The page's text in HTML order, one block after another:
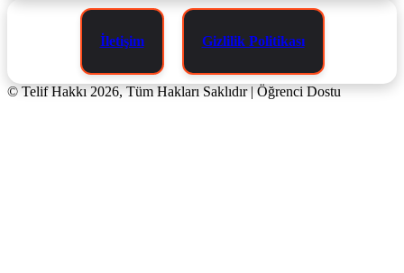
İletişim Gizlilik Politikası
© Telif Hakkı 2026, Tüm Hakları Saklıdır | Öğrenci Dostu